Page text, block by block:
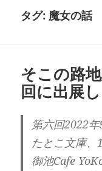
タグ: 魔女の話
そこの路
回に出展
第六回2022
たとこ文庫、
御池Cafe